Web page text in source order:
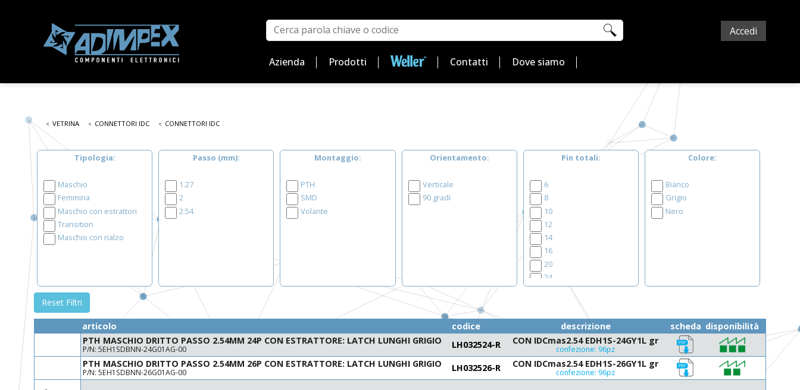
Azienda Prodotti Contatti Dove siamo
Accedi
VETRINA CONNETTORI IDC CONNETTORI IDC
Tipologia
Maschio
Femmina
Maschio con estrattori
Transition
Maschio con rialzo
Passo (mm)
1.27
2
2.54
Montaggio
PTH
SMD
Volante
Orientamento
Verticale
90 gradi
Pin totali
6
8
10
12
14
16
20
24
26
34
44
50
52
60
Colore
Bianco
Grigio
Nero
Reset Filtri
articolo codice descrizione scheda disponibilità
PTH MASCHIO DRITTO PASSO 2.54MM 24P CON ESTRATTORE: LATCH LUNGHI GRIGIO
P/N: 5EH1SDBNN-24G01AG-00 LH032524-R CON IDCmas2.54 EDH1S-24GY1L gr
confezione: 96pz
PTH MASCHIO DRITTO PASSO 2.54MM 26P CON ESTRATTORE: LATCH LUNGHI GRIGIO
P/N: 5EH1SDBNN-26G01AG-00 LH032526-R CON IDCmas2.54 EDH1S-26GY1L gr
confezione: 96pz